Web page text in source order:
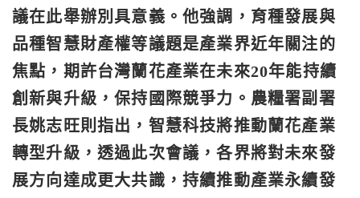
議在此舉辦別具意義。他強調，育種發展與
品種智慧財產權等議題是產業界近年關注的
焦點，期許台灣蘭花產業在未來20年能持續
創新與升級，保持國際競爭力。農糧署副署
長姚志旺則指出，智慧科技將推動蘭花產業
轉型升級，透過此次會議，各界將對未來發
展方向達成更大共識，持續推動產業永續發